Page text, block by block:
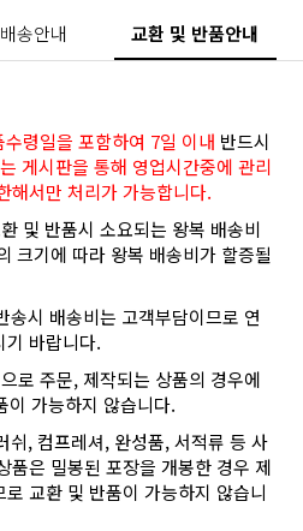
배송안내 교환 및 반품안내
수령일을 포함하여 7일 이내 반드시
게시판을 통해 영업시간중에 관리
해서만 처리가 가능합니다.
및 반품시 소요되는 왕복 배송비
크기에 따라 왕복 배송비가 할증될
송시 배송비는 고객부담이므로 연
기 바랍니다.
로 주문, 제작되는 상품의 경우에
이 가능하지 않습니다.
쉬, 컴프레셔, 완성품, 서적류 등 사
품은 밀봉된 포장을 개봉한 경우 제
교환 및 반품이 가능하지 않습니